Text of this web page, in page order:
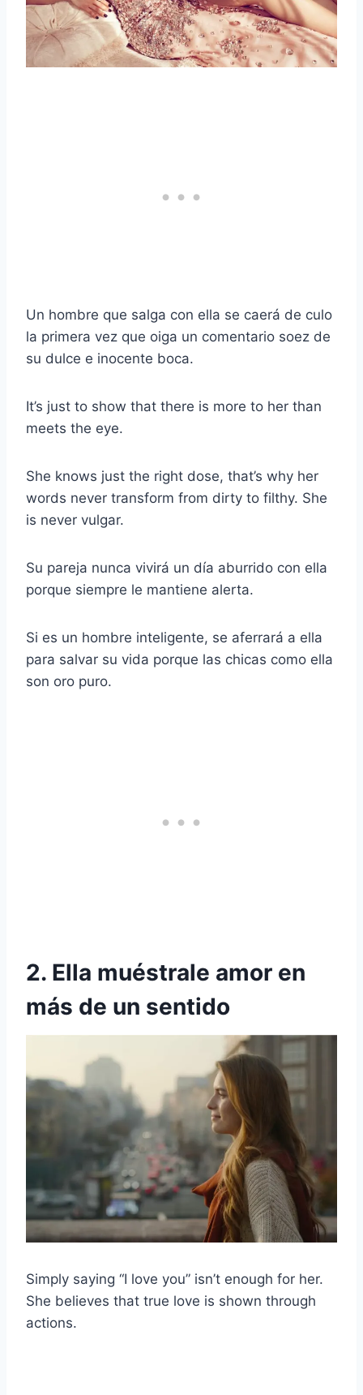
Un hombre que salga con ella se caerá de culo
la primera vez que oiga un comentario soez de
su dulce e inocente boca.
It’s just to show that there is more to her than
meets the eye.
She knows just the right dose, that’s why her
words never transform from dirty to filthy. She
is never vulgar.
Su pareja nunca vivirá un día aburrido con ella
porque siempre le mantiene alerta.
Si es un hombre inteligente, se aferrará a ella
para salvar su vida porque las chicas como ella
son oro puro.
2. Ella muéstrale amor en
más de un sentido
Simply saying “I love you” isn’t enough for her.
She believes that true love is shown through
actions.